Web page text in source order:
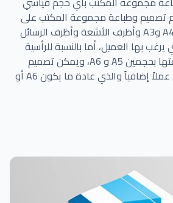
تصميم وطباعة مجموعة المكتب على
شكل ظرف بأبعاد A5 وA4 وA3 وأظرف الأشعة وأظرف الرسائل
بها العميل، أما بالنسبة للرأسية
فيمكن تصميمها وطباعتها بحجمين A5 و A6، ويمكن تصميم
وطباعة أي حجم يعطي عملاً إضافياً والذي عادة ما يكون A6 أو